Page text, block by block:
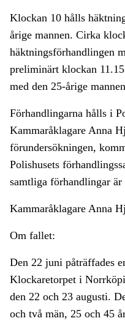
Klockan 10 hålls
årige mannen. Cirka
häktningsförhandlingen
preliminärt klockan
med den 25-årige
Förhandlingarna hålls i
Kammaråklagare Anna
förundersökningen,
Polishusets
samtliga förhandlingar är
Kammaråklagare Anna
Om fallet:
Den 22 juni påträffades
Klockaretorpet i
den 22 och 23 augusti.
och två män, 25 och 45